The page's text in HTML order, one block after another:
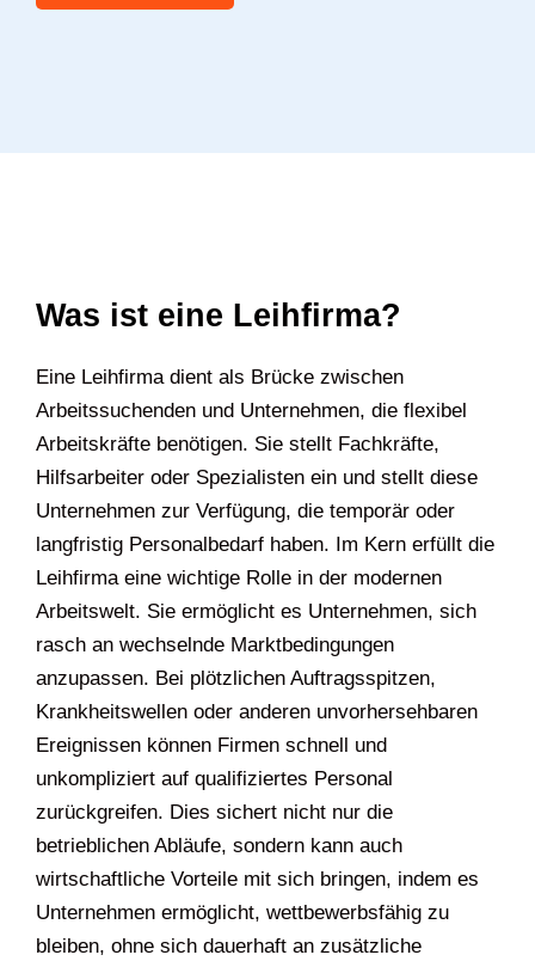
Was ist eine Leihfirma?
Eine Leihfirma dient als Brücke zwischen
Arbeitssuchenden und Unternehmen, die flexibel
Arbeitskräfte benötigen. Sie stellt Fachkräfte,
Hilfsarbeiter oder Spezialisten ein und stellt diese
Unternehmen zur Verfügung, die temporär oder
langfristig Personalbedarf haben. Im Kern erfüllt die
Leihfirma eine wichtige Rolle in der modernen
Arbeitswelt. Sie ermöglicht es Unternehmen, sich
rasch an wechselnde Marktbedingungen
anzupassen. Bei plötzlichen Auftragsspitzen,
Krankheitswellen oder anderen unvorhersehbaren
Ereignissen können Firmen schnell und
unkompliziert auf qualifiziertes Personal
zurückgreifen. Dies sichert nicht nur die
betrieblichen Abläufe, sondern kann auch
wirtschaftliche Vorteile mit sich bringen, indem es
Unternehmen ermöglicht, wettbewerbsfähig zu
bleiben, ohne sich dauerhaft an zusätzliche